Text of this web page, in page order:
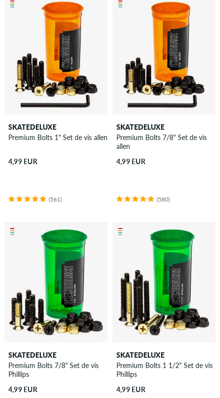
SKATEDELUXE
Premium Bolts 1" Set de vis allen
4,99 EUR
(561)
SKATEDELUXE
Premium Bolts 7/8" Set de vis
allen
4,99 EUR
(580)
SKATEDELUXE
Premium Bolts 7/8" Set de vis
Phillips
4,99 EUR
SKATEDELUXE
Premium Bolts 1 1/2" Set de vis
Phillips
4,99 EUR